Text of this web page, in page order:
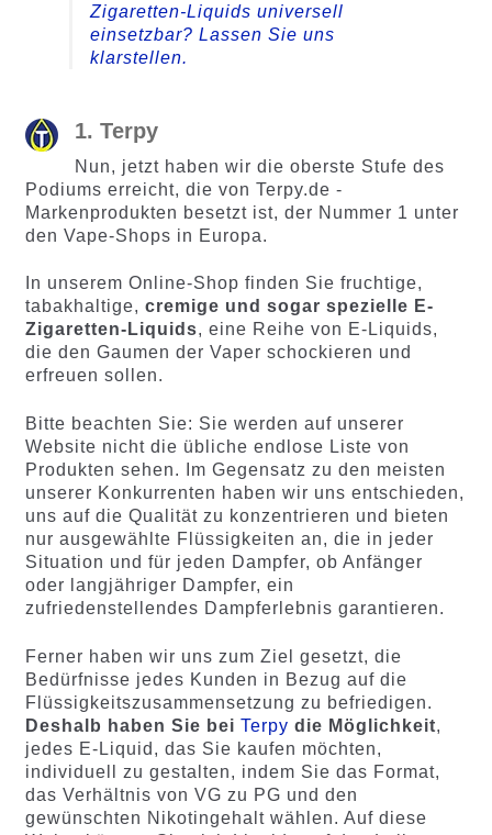
Zigaretten-Liquids universell
einsetzbar? Lassen Sie uns
klarstellen.
1. Terpy
Nun, jetzt haben wir die oberste Stufe des
Podiums erreicht, die von Terpy.de -
Markenprodukten besetzt ist, der Nummer 1 unter
den Vape-Shops in Europa.
In unserem Online-Shop finden Sie fruchtige,
tabakhaltige, cremige und sogar spezielle E-
Zigaretten-Liquids, eine Reihe von E-Liquids,
die den Gaumen der Vaper schockieren und
erfreuen sollen.
Bitte beachten Sie: Sie werden auf unserer
Website nicht die übliche endlose Liste von
Produkten sehen. Im Gegensatz zu den meisten
unserer Konkurrenten haben wir uns entschieden,
uns auf die Qualität zu konzentrieren und bieten
nur ausgewählte Flüssigkeiten an, die in jeder
Situation und für jeden Dampfer, ob Anfänger
oder langjähriger Dampfer, ein
zufriedenstellendes Dampferlebnis garantieren.
Ferner haben wir uns zum Ziel gesetzt, die
Bedürfnisse jedes Kunden in Bezug auf die
Flüssigkeitszusammensetzung zu befriedigen.
Deshalb haben Sie bei Terpy die Möglichkeit,
jedes E-Liquid, das Sie kaufen möchten,
individuell zu gestalten, indem Sie das Format,
das Verhältnis von VG zu PG und den
gewünschten Nikotingehalt wählen. Auf diese